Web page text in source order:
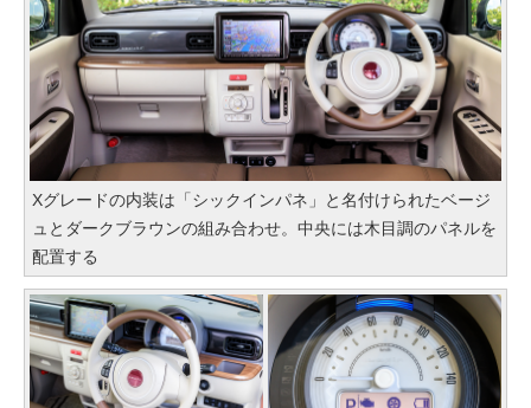
Xグレードの内装は「シックインパネ」と名付けられたベージ
ュとダークブラウンの組み合わせ。中央には木目調のパネルを
配置する